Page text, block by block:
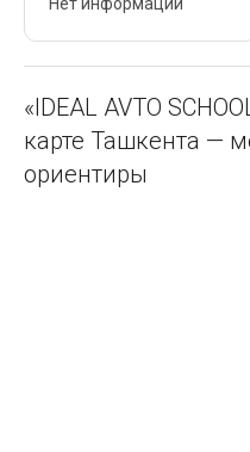
«IDEAL AVTO
карте Ташкента —
ориентиры